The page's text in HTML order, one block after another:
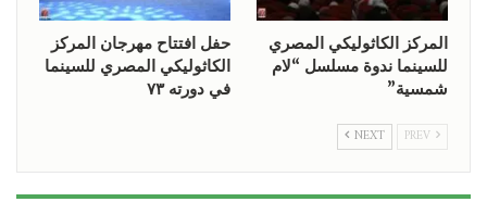
المركز الكاثوليكي المصري
للسينما ندوة مسلسل “لام
شمسية”
حفل افتتاح مهرجان المركز
الكاثوليكي المصري للسينما
في دورته ٧٣
NEXT